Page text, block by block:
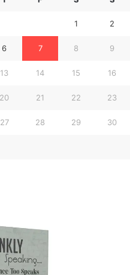
1 2
6 7 8 9
13 14 15 16
20 21 22 23
27 28 29 30